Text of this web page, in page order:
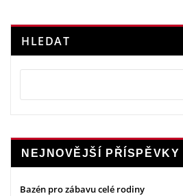
HLEDAT
NEJNOVĚJŠÍ PŘÍSPĚVKY
Bazén pro zábavu celé rodiny